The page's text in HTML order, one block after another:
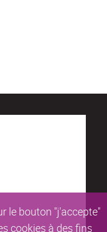
le bouton "j'accepte"
cookies à des fins